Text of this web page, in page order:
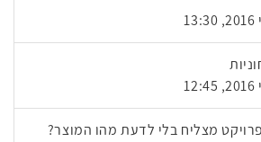
מצליח בלי לדעת מהו המוצר?